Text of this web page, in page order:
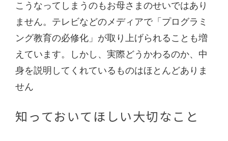
こうなってしまうのもお母さまのせいではあり
ません。テレビなどのメディアで「プログラミ
ング教育の必修化」が取り上げられることも増
えています。しかし、実際どうかわるのか、中
身を説明してくれているものはほとんどありま
せん
知っておいてほしい大切なこと